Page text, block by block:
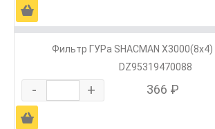
Ä
Фильтр ГУРа SHACMAN
DZ95319470088
- + 366 ₽
Ä